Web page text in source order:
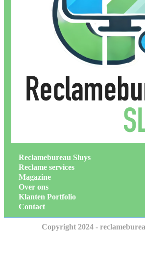
Reclamebureau Sluys
Reclame services
Magazine
Over ons
Klanten Portfolio
Contact
Copyright 2024 -